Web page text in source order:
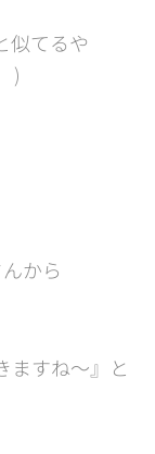
似てるや
から
ますね〜』と